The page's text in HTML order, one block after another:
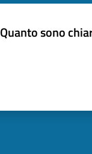
Quanto sono